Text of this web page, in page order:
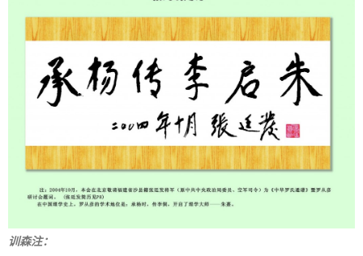
训森注：